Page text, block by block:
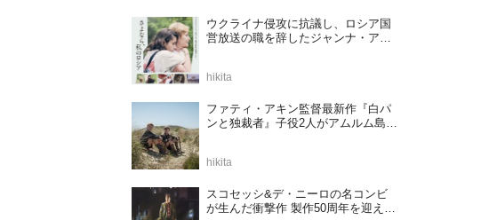
ウクライナ侵攻に抗議し、ロシア国
営放送の職を辞したジャンナ・アガ
決定
hikita
ファティ・アキン監督最新作『白パ
ンと独裁者』子役2人がアムルム島の
hikita
スコセッシ&デ・ニーロの名コンビ
が生んだ衝撃作 製作50周年を迎える